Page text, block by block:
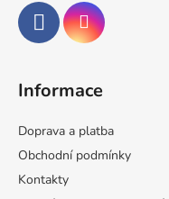
Informace
Doprava a platba
Obchodní podmínky
Kontakty